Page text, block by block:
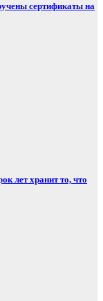
сертификаты на
лет хранит то, что